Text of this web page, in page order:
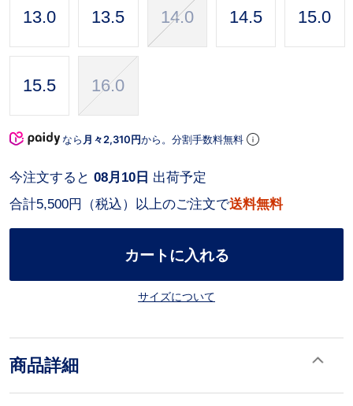
13.0 13.5 14.0 14.5 15.0
15.5 16.0
なら 月々2,310円から。分割手数料無料
合計5,500円（税込）以上のご注文で送料無料
今注文すると 08月10日 出荷予定
カートに入れる
サイズについて
商品詳細